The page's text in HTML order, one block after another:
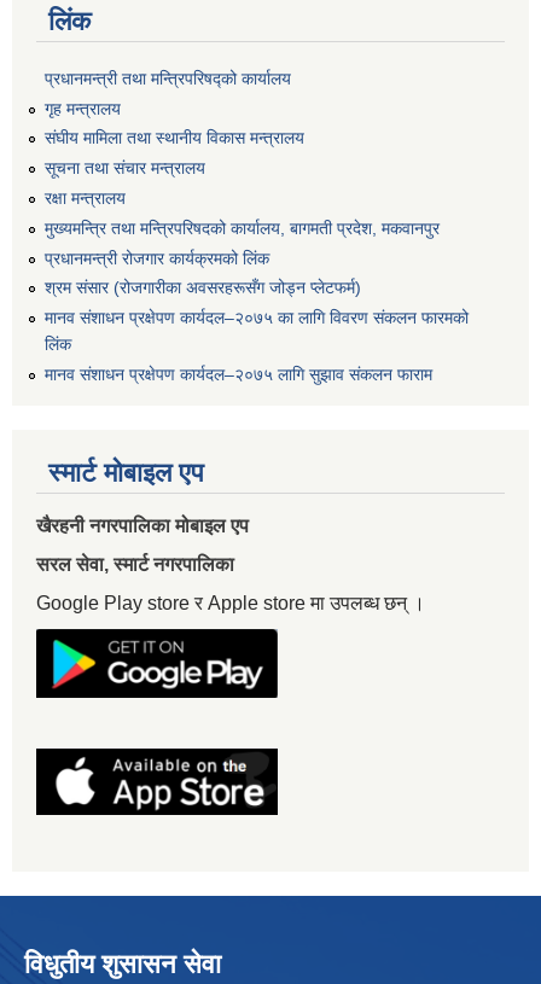
लिंक
प्रधानमन्त्री तथा मन्त्रिपरिषद्को कार्यालय
गृह मन्त्रालय
संघीय मामिला तथा स्थानीय विकास मन्त्रालय
सूचना तथा संचार मन्त्रालय
रक्षा मन्त्रालय
मुख्यमन्त्रि तथा मन्त्रिपरिषदको कार्यालय, बागमती प्रदेश, मकवानपुर
प्रधानमन्त्री रोजगार कार्यक्रमको लिंक
श्रम संसार (रोजगारीका अवसरहरूसँग जोड्न प्लेटफर्म)
मानव संशाधन प्रक्षेपण कार्यदल–२०७५ का लागि विवरण संकलन फारमको
लिंक
मानव संशाधन प्रक्षेपण कार्यदल–२०७५ लागि सुझाव संकलन फाराम
स्मार्ट मोबाइल एप
खैरहनी नगरपालिका मोबाइल एप
सरल सेवा, स्मार्ट नगरपालिका
Google Play store र Apple store मा उपलब्ध छन् ।
विधुतीय शुसासन सेवा